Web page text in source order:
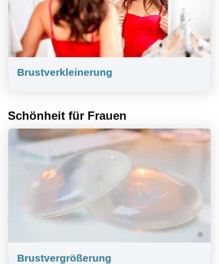
©
Brustverkleinerung
Schönheit für Frauen
©
Brustvergrößerung